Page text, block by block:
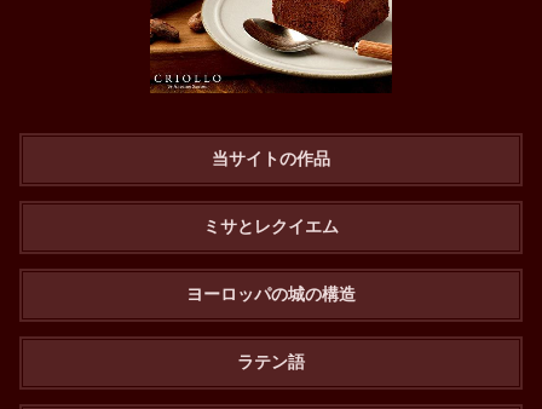
当サイトの作品
ミサとレクイエム
ヨーロッパの城の構造
ラテン語